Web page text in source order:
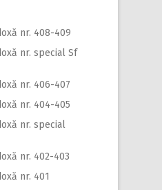
nr. 408-409
nr. special Sf
nr. 406-407
nr. 404-405
nr. special
nr. 402-403
nr. 401